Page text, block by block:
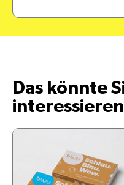
Das könnte
interessieren